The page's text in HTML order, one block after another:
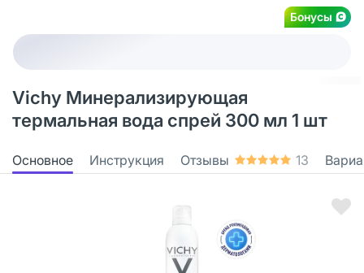
Бонусы
Vichy Минерализирующая
термальная вода спрей 300 мл 1 шт
Основное Инструкция Отзывы 13